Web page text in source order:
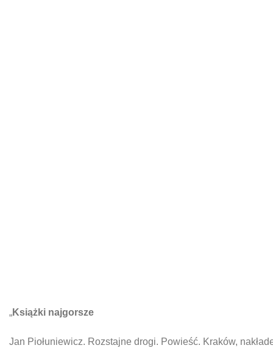
„Książki najgorsze
Jan Piołuniewicz. Rozstajne drogi. Powieść. Kraków,